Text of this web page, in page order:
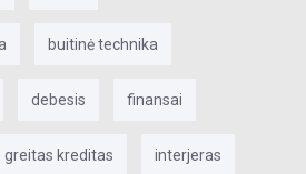
buitinė technika
debesis finansai
greitas kreditas interjeras